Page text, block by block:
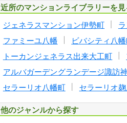
近所のマンションライブラリーを見
ジェネラスマンション伊勢町
ファミーユ八幡
ビバシティ八
トーカンジェネラス出来大工町
アルバガーデングランデージ諏訪
セラーリオ八幡町
セラーリオ
他のジャンルから探す